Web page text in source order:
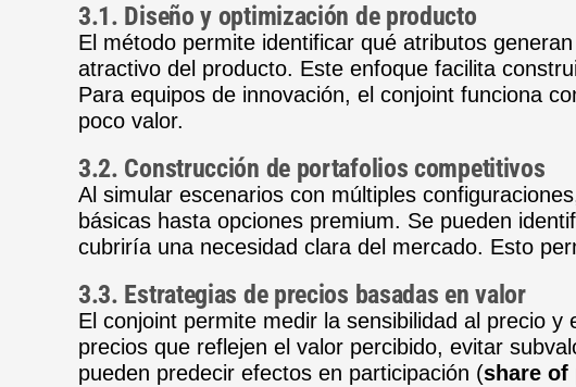
3.1. Diseño y optimización de producto
El método permite identificar qué atributos
atractivo del producto. Este enfoque facilita
Para equipos de innovación, el conjoint funciona
poco valor.
3.2. Construcción de portafolios competitivos
Al simular escenarios con múltiples
básicas hasta opciones premium. Se pueden
cubriría una necesidad clara del mercado. Esto
3.3. Estrategias de precios basadas en valor
El conjoint permite medir la sensibilidad al precio
precios que reflejen el valor percibido, evitar
pueden predecir efectos en participación (share of